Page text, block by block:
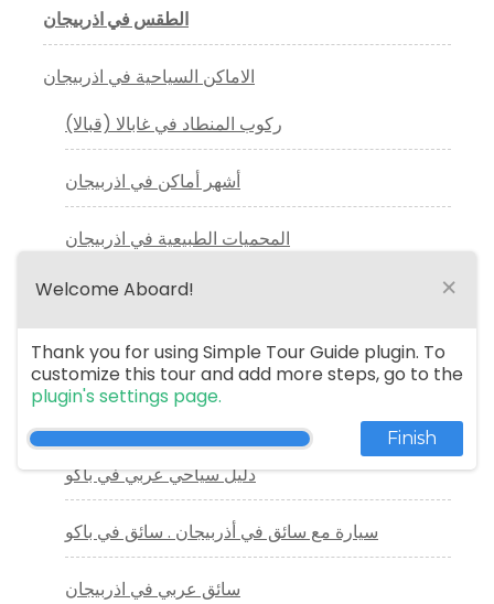
الطقس في اذربيجان
الاماكن السياحية في اذربيجان
ركوب المنطاد في غابالا (قبالا)
أشهر أماكن في اذربيجان
المحميات الطبيعية في اذربيجان
افضل ملاهي باكو التي ننصحكم بزيارتها
سائق خاص فى اذربيجان
دليل سياحي عربي في باكو
سيارة مع سائق في أذربيجان . سائق في باكو
سائق عربي في اذربيجان
Welcome Aboard! ×
Thank you for using Simple Tour Guide plugin. To
customize this tour and add more steps, go to the
plugin's settings page.
Finish